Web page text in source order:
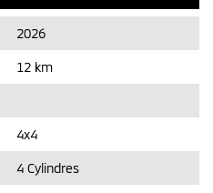
2026
12 km
4x4
4 Cylindres